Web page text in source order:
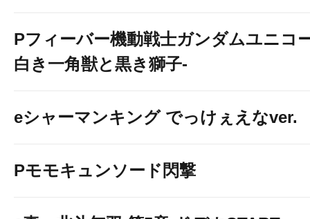
Pフィーバー機動戦士ガンダムユニコ
白き一角獣と黒き獅子-
eシャーマンキング でっけぇえなver.
Pモモキュンソード閃撃